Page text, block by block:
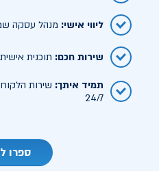
ליווי אישי: מנהל עסקה
שירות חכם: תוכנית
תמיד איתך: שירות
24/7
ספרו